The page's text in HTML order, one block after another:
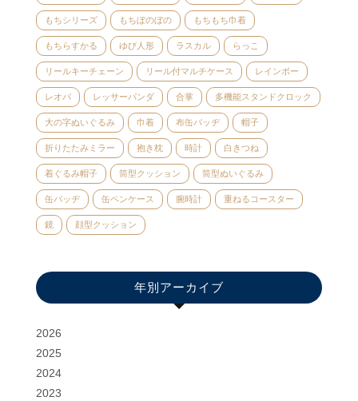
もちシリーズ もちぼのぼの もちもち巾着
もちらすかる ゆび人形 ラスカル らっこ
リールキーチェーン リール付マルチケース レインボー
レオパ レッサーパンダ 合掌 多機能スタンドクロック
大の字ぬいぐるみ 巾着 布缶バッヂ 帽子
折りたたみミラー 抱き枕 時計 白きつね
着ぐるみ帽子 筒型クッション 筒型ぬいぐるみ
缶バッヂ 缶ペンケース 腕時計 重ねるコースター
鏡 顔型クッション
年別アーカイブ
2026
2025
2024
2023